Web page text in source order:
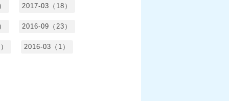
2017-03（18）
2016-09（23）
2016-03（1）